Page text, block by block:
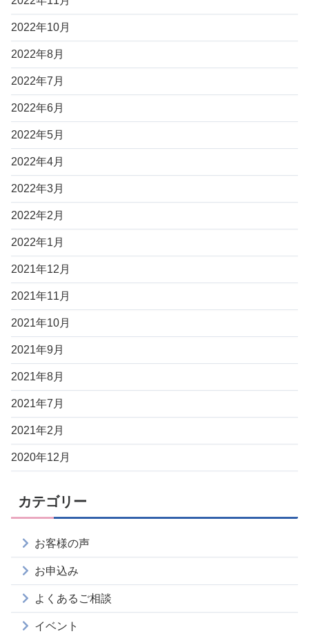
2022年10月
2022年8月
2022年7月
2022年6月
2022年5月
2022年4月
2022年3月
2022年2月
2022年1月
2021年12月
2021年11月
2021年10月
2021年9月
2021年8月
2021年7月
2021年2月
2020年12月
カテゴリー
お客様の声
お申込み
よくあるご相談
イベント